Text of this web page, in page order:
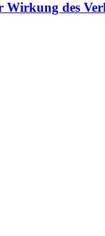
Wirkung des